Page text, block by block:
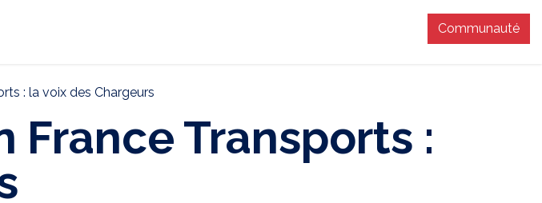
Communauté
: la voix des Chargeurs
Transports :